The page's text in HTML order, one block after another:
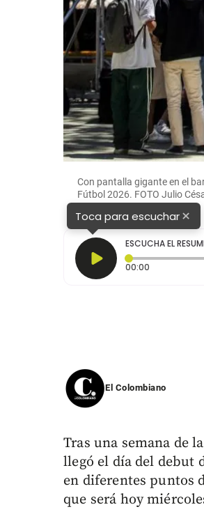
Con pantalla gigante en el
Fútbol 2026. FOTO Julio
Toca para escuchar×
ESCUCHA EL
00:00
El Colombiano
Tras una semana de
llegó el día del debut
en diferentes puntos
que será hoy